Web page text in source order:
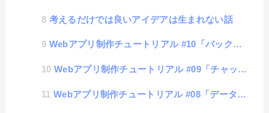
考えるだけでは良いアイデアは生まれない話
Webアプリ制作チュートリアル #10「バックエンドプログラミング言語」
Webアプリ制作チュートリアル #09「チャットアプリの構築」
Webアプリ制作チュートリアル #08「データベース」